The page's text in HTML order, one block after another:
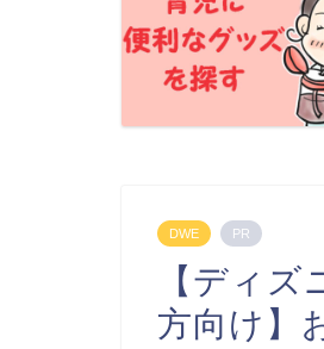
DWE PR
【ディ
方向け】